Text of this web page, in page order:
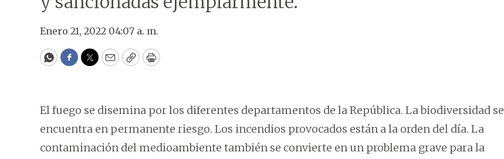
Enero 21, 2022 04:07 a. m.
WhatsApp
Facebook
Twitter
EmailCopyPrint
El fuego se disemina por los diferentes departamentos de la República. La biodiversidad se
encuentra en permanente riesgo. Los incendios provocados están a la orden del día. La
contaminación del medioambiente también se convierte en un problema grave para la